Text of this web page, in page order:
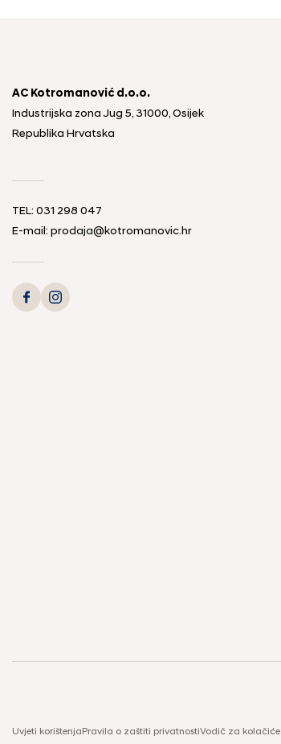
AC Kotromanović d.o.o.
Industrijska zona Jug 5, 31000, Osijek
Republika Hrvatska
TEL: 031 298 047
E-mail: prodaja@kotromanovic.hr
Uvjeti korištenja Pravila o zaštiti privatnostiVodič za kolačiće